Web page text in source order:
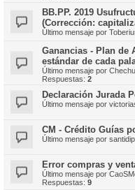
BB.PP. 2019
(Corrección:
Último mensaje por
Ganancias - Plan de
estándar de cada
Último mensaje por
Respuestas: 2
Declaración Jurada
Último mensaje por
CM - Crédito Guías
Último mensaje por santidip
Error compras y
Último mensaje por
Respuestas: 9